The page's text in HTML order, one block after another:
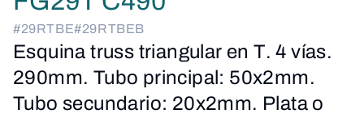
#29RTBE#29RTBEB
Esquina truss triangular en T. 4 vías.
290mm. Tubo principal: 50x2mm.
Tubo secundario: 20x2mm. Plata o